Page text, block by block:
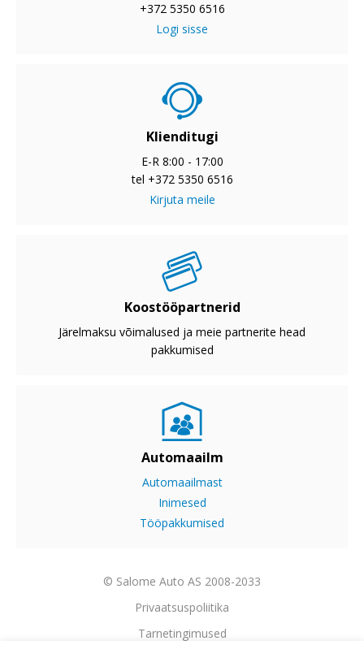
+372 5350 6516
Logi sisse
Klienditugi
E-R 8:00 - 17:00
tel +372 5350 6516
Kirjuta meile
Koostööpartnerid
Järelmaksu võimalused ja meie partnerite head
pakkumised
Automaailm
Automaailmast
Inimesed
Tööpakkumised
© Salome Auto AS 2008-2033
Privaatsuspoliitika
Tarnetingimused